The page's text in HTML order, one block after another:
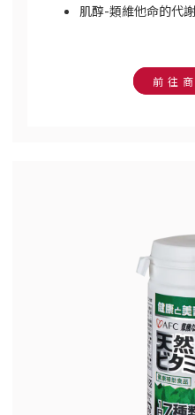
肌醇-類維他命的代
前往